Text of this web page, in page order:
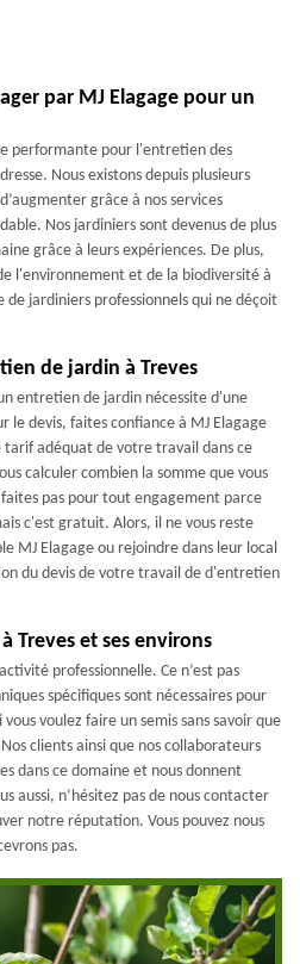
par MJ Elagage pour un
performante pour l'entretien des
Nous existons depuis plusieurs
grâce à nos services
Nos jardiniers sont devenus de plus
grâce à leurs expériences. De plus,
l'environnement et de la biodiversité à
de jardiniers professionnels qui ne déçoit
de jardin à Treves
entretien de jardin nécessite d'une
le devis, faites confiance à MJ Elagage
adéquat de votre travail dans ce
calculer combien la somme que vous
pas pour tout engagement parce
c'est gratuit. Alors, il ne vous reste
MJ Elagage ou rejoindre dans leur local
du devis de votre travail de d'entretien
Treves et ses environs
professionnelle. Ce n’est pas
spécifiques sont nécessaires pour
voulez faire un semis sans savoir que
clients ainsi que nos collaborateurs
dans ce domaine et nous donnent
aussi, n’hésitez pas de nous contacter
notre réputation. Vous pouvez nous
pas.